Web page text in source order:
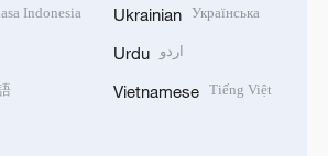
Indonesia Ukrainian Українська
Urdu اردو
Vietnamese Tiếng Việt